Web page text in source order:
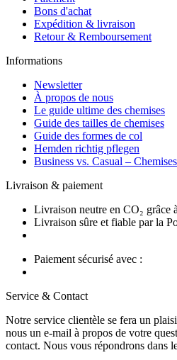
Bons d'achat
Expédition & livraison
Retour & Remboursement
Informations
Newsletter
À propos de nous
Le guide ultime des chemises
Guide des tailles de chemises
Guide des formes de col
Hemden richtig pflegen
Business vs. Casual –
Livraison & paiement
Livraison neutre en CO₂ grâce
Livraison sûre et fiable par la
Paiement sécurisé avec :
Service & Contact
Notre service clientèle se fera un
nous un e-mail à propos de votre
contact. Nous vous répondrons dans